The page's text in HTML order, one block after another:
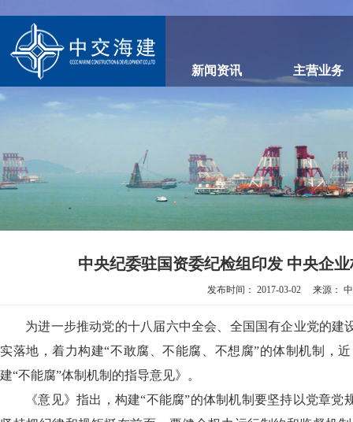
新闻资讯 主营业务
中央纪委驻国资委纪检组印发 中央企
发布时间： 2017-03-02 来源：
为进一步推动党的十八届六中全会、全国国有企业党的
实落地，着力构建“不敢腐、不能腐、不想腐”的体制机制，
建“不能腐”体制机制的指导意见》。
《意见》指出，构建“不能腐”的体制机制要坚持以党章